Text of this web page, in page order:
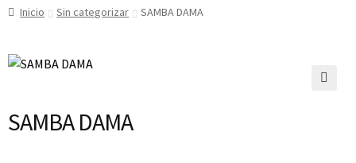
Inicio Sin categorizar SAMBA DAMA
SAMBA DAMA